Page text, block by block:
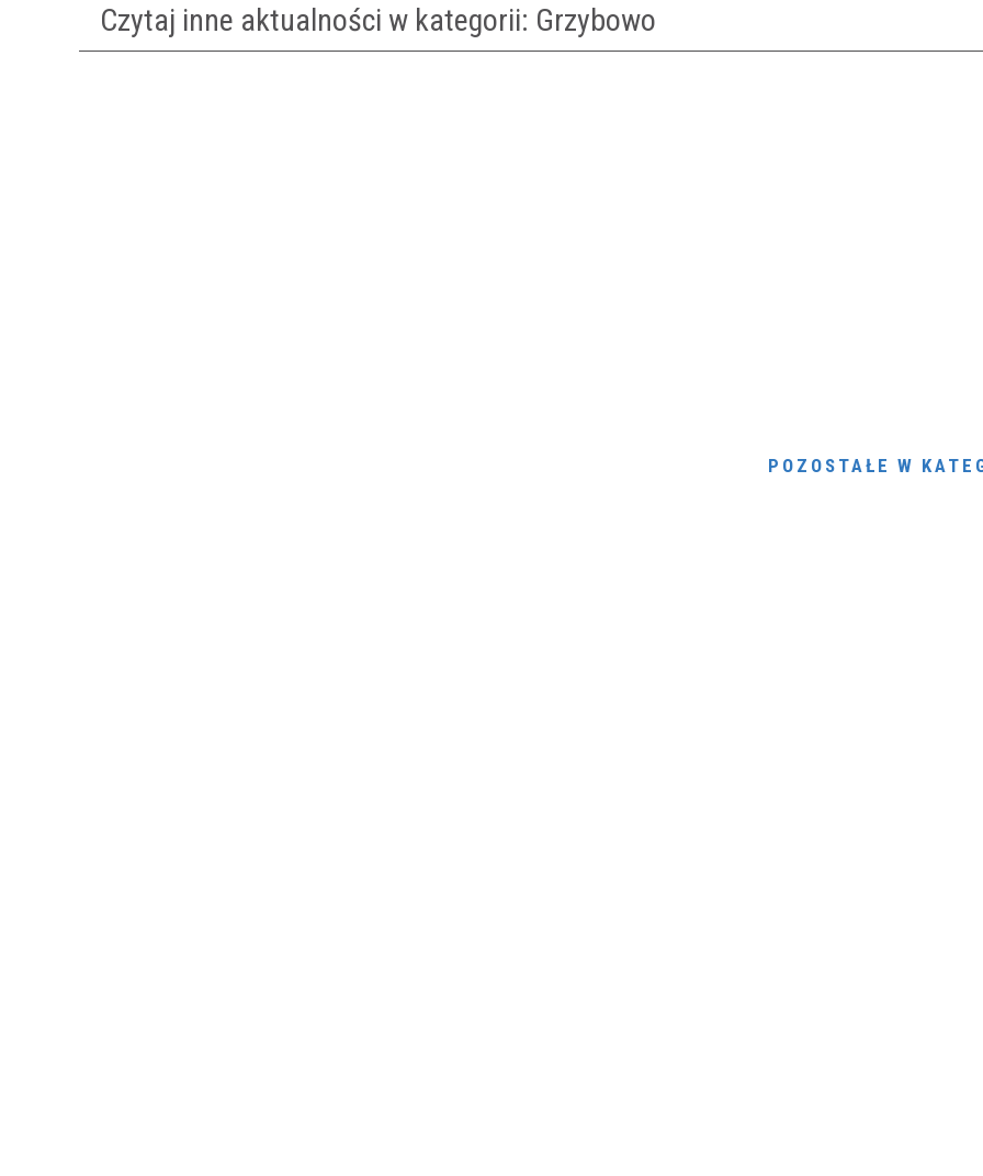
Czytaj inne aktualności w kategorii: Grzybowo
POZOSTAŁE W